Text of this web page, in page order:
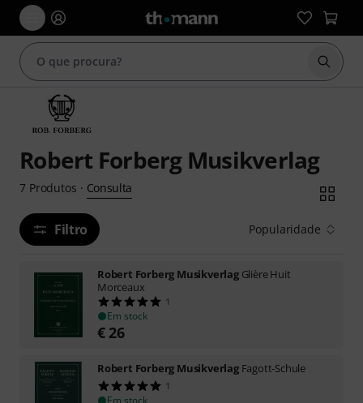
Iniciar
Robert Forberg Musikverlag
7 Produtos · Consulta
Filtro Popularidade
Robert Forberg Musikverlag Glière Huit
Morceaux
1
Em stock
€ 26
Robert Forberg Musikverlag Fagott-Schule
1
Em stock